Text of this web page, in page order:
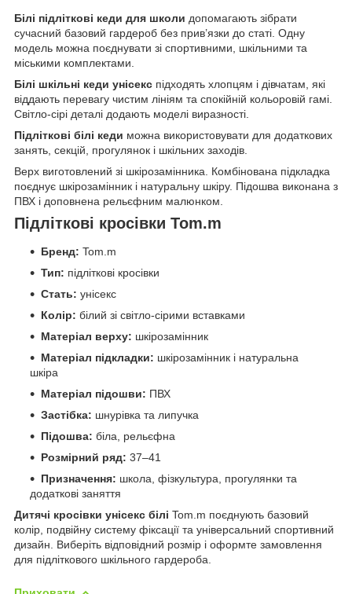
Білі підліткові кеди для школи допомагають зібрати
сучасний базовий гардероб без прив’язки до статі. Одну
модель можна поєднувати зі спортивними, шкільними та
міськими комплектами.
Білі шкільні кеди унісекс підходять хлопцям і дівчатам, які
віддають перевагу чистим лініям та спокійній кольоровій гамі.
Світло-сірі деталі додають моделі виразності.
Підліткові білі кеди можна використовувати для додаткових
занять, секцій, прогулянок і шкільних заходів.
Верх виготовлений зі шкірозамінника. Комбінована підкладка
поєднує шкірозамінник і натуральну шкіру. Підошва виконана з
ПВХ і доповнена рельєфним малюнком.
Підліткові кросівки Tom.m
Бренд: Tom.m
Тип: підліткові кросівки
Стать: унісекс
Колір: білий зі світло-сірими вставками
Матеріал верху: шкірозамінник
Матеріал підкладки: шкірозамінник і натуральна
шкіра
Матеріал підошви: ПВХ
Застібка: шнурівка та липучка
Підошва: біла, рельєфна
Розмірний ряд: 37–41
Призначення: школа, фізкультура, прогулянки та
додаткові заняття
Дитячі кросівки унісекс білі Tom.m поєднують базовий
колір, подвійну систему фіксації та універсальний спортивний
дизайн. Виберіть відповідний розмір і оформте замовлення
для підліткового шкільного гардероба.